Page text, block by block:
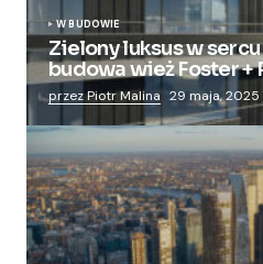
W BUDOWIE
Zielony luksus w sercu
budowa wież Foster +
przez Piotr Malina 29 maja, 2025